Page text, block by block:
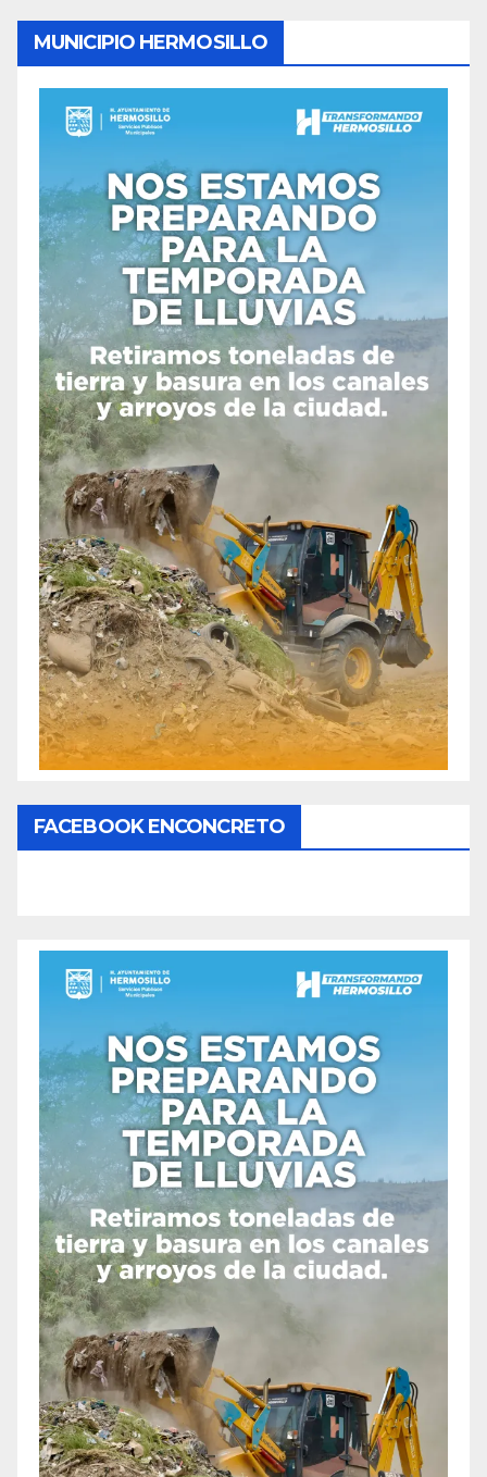
MUNICIPIO HERMOSILLO
FACEBOOK ENCONCRETO